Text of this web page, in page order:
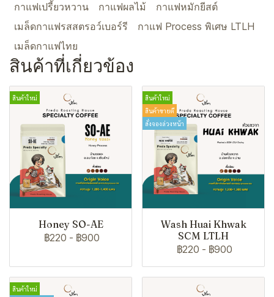
กาแฟเปรี้ยวหวาน
กาแฟผลไม้
กาแฟหมักยีสต์
เมล็ดกาแฟรสสตรอว์เบอร์รี
กาแฟ Process พิเศษ LTLH
เมล็ดกาแฟไทย
สินค้าที่เกี่ยวข้อง
สินค้าใหม่
Honey SO-AE
฿220 - ฿900
สินค้าใหม่
สินค้าขายดี
สั่งจองล่วงหน้า
Wash Huai Khwak
SCM LTLH
฿220 - ฿900
สินค้าใหม่